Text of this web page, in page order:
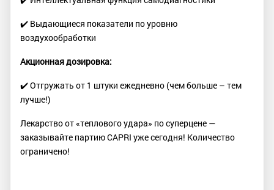
✔️ Выдающиеся показатели по уровню
воздухообработки
Акционная дозировка:
✔️ Отгружать от 1 штуки ежедневно (чем больше – тем
лучше!)
Лекарство от «теплового удара» по суперцене —
заказывайте партию CAPRI уже сегодня! Количество
ограничено!